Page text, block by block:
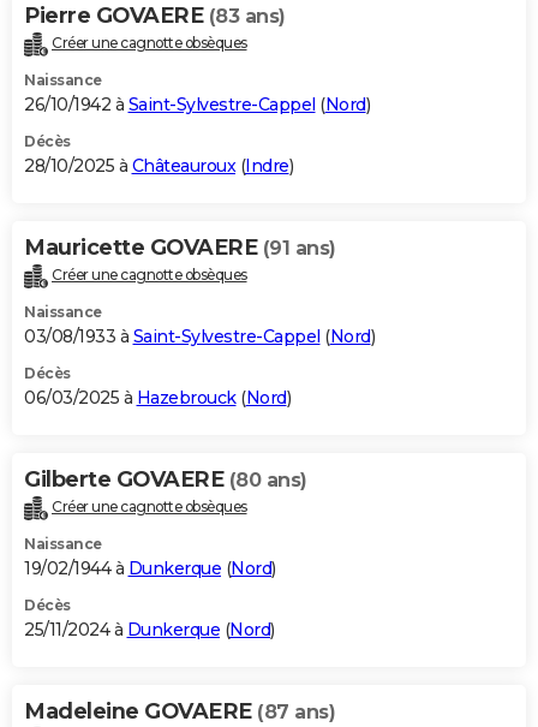
Carte de Noël
Carte Bonne année
Carte Saint-Valentin
Carte Pâques
Carte d'anniversaire
DICTIONNAIRE
Dictionnaire
Biographies
Citations
Expressions
Proverbes
PROGRAMME TV
S'inscrire
Se connecter
Lycées
Collèges
Primaires
Universités
Entreprises
Service militaire
Avis de recherche
AVIS DE DÉCÈS
Bricolage
Lifestyle
Culture
Sport
Auto
Television
Voyage
Cinema
Pierre GOVAERE (83 ans)
Créer une cagnotte obsèques
Naissance
26/10/1942 à Saint-Sylvestre-Cappel (Nord)
Décès
28/10/2025 à Châteauroux(Indre)
Mauricette GOVAERE (91 ans)
Créer une cagnotte obsèques
Naissance
03/08/1933 à Saint-Sylvestre-Cappel (Nord)
Décès
06/03/2025 à Hazebrouck(Nord)
Gilberte GOVAERE (80 ans)
Créer une cagnotte obsèques
Naissance
19/02/1944 à Dunkerque (Nord)
Décès
25/11/2024 à Dunkerque (Nord)
Madeleine GOVAERE (87 ans)